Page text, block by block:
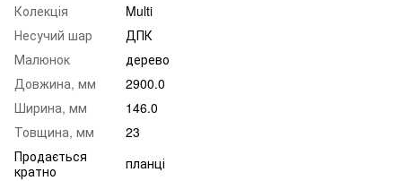
Колекція
Multi
Несучий шар
ДПК
Малюнок
дерево
Довжина, мм
2900.0
Ширина, мм
146.0
Товщина, мм
23
Продається
кратно
планці